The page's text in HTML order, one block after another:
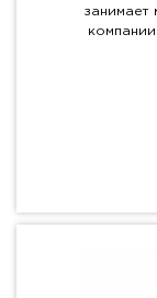
занимает
компании